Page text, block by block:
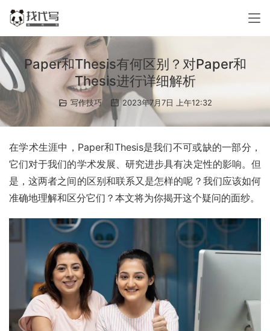
Paper和Thesis有何区别？对Paper和
Thesis进行详细解析
写作技巧 2023年7月7日 上午12:32
在学术生涯中，Paper和Thesis是我们不可或缺的一部分，
它们对于我们的学术发展、研究进步具有决定性的影响。但
是，这两者之间的区别和联系又是怎样的呢？我们应该如何
准确地理解和区分它们？本文将为你揭开这个疑问的面纱。